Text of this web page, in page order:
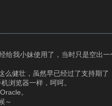
给我小妹使用了，当时只是空出
健壮，虽然早已经过了支持期了
浏览器一样，呵呵。
。
～